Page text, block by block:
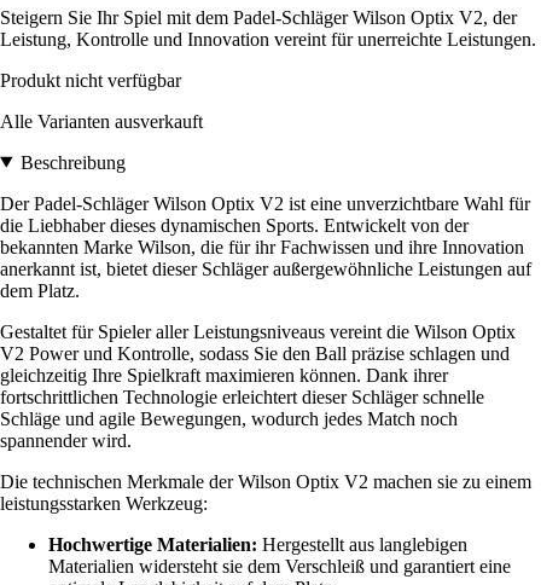
Steigern Sie Ihr Spiel mit dem Padel-Schläger Wilson Optix V2, der
Leistung, Kontrolle und Innovation vereint für unerreichte Leistungen.
Produkt nicht verfügbar
Alle Varianten ausverkauft
Beschreibung
Der Padel-Schläger Wilson Optix V2 ist eine unverzichtbare Wahl für
die Liebhaber dieses dynamischen Sports. Entwickelt von der
bekannten Marke Wilson, die für ihr Fachwissen und ihre Innovation
anerkannt ist, bietet dieser Schläger außergewöhnliche Leistungen auf
dem Platz.
Gestaltet für Spieler aller Leistungsniveaus vereint die Wilson Optix
V2 Power und Kontrolle, sodass Sie den Ball präzise schlagen und
gleichzeitig Ihre Spielkraft maximieren können. Dank ihrer
fortschrittlichen Technologie erleichtert dieser Schläger schnelle
Schläge und agile Bewegungen, wodurch jedes Match noch
spannender wird.
Die technischen Merkmale der Wilson Optix V2 machen sie zu einem
leistungsstarken Werkzeug:
Hochwertige Materialien: Hergestellt aus langlebigen
Materialien widersteht sie dem Verschleiß und garantiert eine